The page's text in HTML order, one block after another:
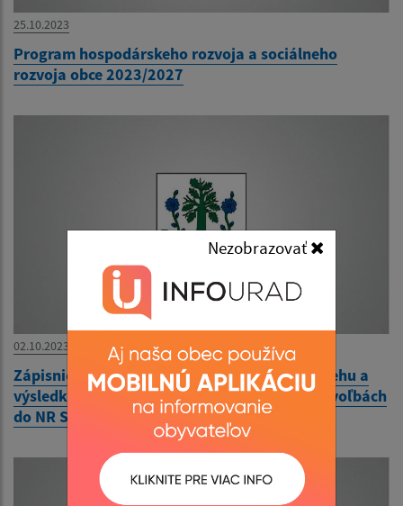
Nezobrazovať
25.10.2023
Program hospodárskeho rozvoja a sociálneho
rozvoja obce 2023/2027
02.10.2023
Zápisnica okrskovej volebnej komisie o priebehu a
výsledku hlasovania vo volebnom okrsku vo voľbách
do NR SR 30.9.2023